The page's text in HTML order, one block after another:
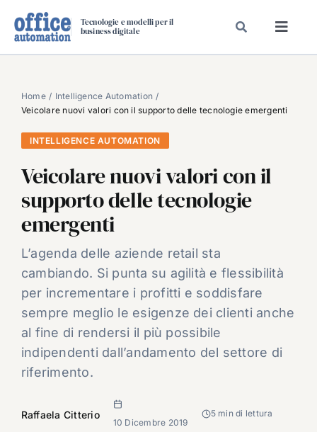
Tecnologie e modelli per il
business digitale
SPECIAL PAPER
TAVOLE ROTONDE DI REDAZIONE
DAL MERCATO
CARRIERE
VIDEO
EVENTI
CHI SIAMO
Home
Intelligence Automation
Veicolare nuovi valori con il supporto delle tecnologie emergenti
INTELLIGENCE AUTOMATION
Veicolare nuovi valori con il
supporto delle tecnologie
emergenti
L’agenda delle aziende retail sta
cambiando. Si punta su agilità e flessibilità
per incrementare i profitti e soddisfare
sempre meglio le esigenze dei clienti anche
al fine di rendersi il più possibile
indipendenti dall’andamento del settore di
riferimento.
Raffaela Citterio
10 Dicembre 2019
5 min di lettura